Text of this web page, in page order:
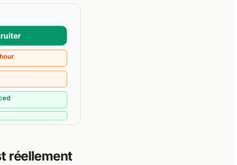
réellement